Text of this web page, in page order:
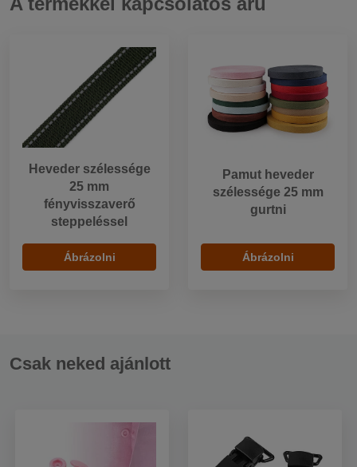
Heveder szélessége
25 mm
fényvisszaverő
steppeléssel
Ábrázolni
Pamut heveder
szélessége 25 mm
gurtni
Ábrázolni
Csak neked ajánlott